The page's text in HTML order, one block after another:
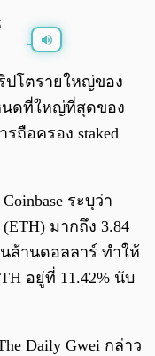
0:00 /
ปโตรายใหญ่ของ
นดที่ใหญ่ที่สุดของ
ถือครอง staked
ระบุว่า
มากถึง 3.84
ล้านดอลลาร์ ทำให้
อยู่ที่ 11.42% นับ
Daily Gwei กล่าว